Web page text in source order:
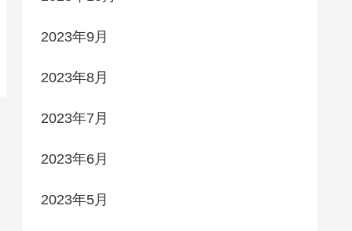
2023年9月
2023年8月
2023年7月
2023年6月
2023年5月